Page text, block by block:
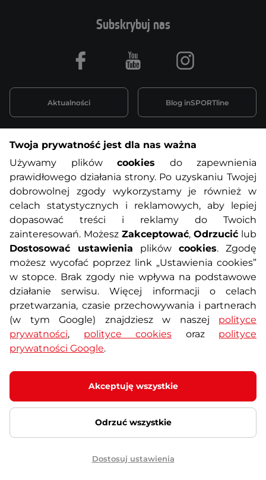
Informacje o zakupach
O nas Regulamin sklepu
Polityka prywatności Koszty przesyłek
Metody płatności Program lojalnościowy
Usługi dodatkowe Reklamacje i serwis
Formularz kontaktowy Wyposażenie siłowni
Subskrybuj nas
Aktualności Blog inSPORTline
Facebook Youtube Instagram
Twoja prywatność jest dla nas ważna
Używamy plików cookies do zapewnienia
prawidłowego działania strony. Po uzyskaniu Twojej
dobrowolnej zgody wykorzystamy je również w
celach statystycznych i reklamowych, aby lepiej
dopasować treści i reklamy do Twoich
zainteresowań. Możesz Zakceptować, Odrzucić lub
Dostosować ustawienia plików cookies. Zgodę
możesz wycofać poprzez link „Ustawienia cookies”
w stopce. Brak zgody nie wpływa na podstawowe
działanie serwisu. Więcej informacji o celach
przetwarzania, czasie przechowywania i partnerach
(w tym Google) znajdziesz w naszej polityce
prywatności, polityce cookies oraz polityce
prywatności Google.
Akceptuję wszystkie
Odrzuć wszystkie
Dostosuj ustawienia